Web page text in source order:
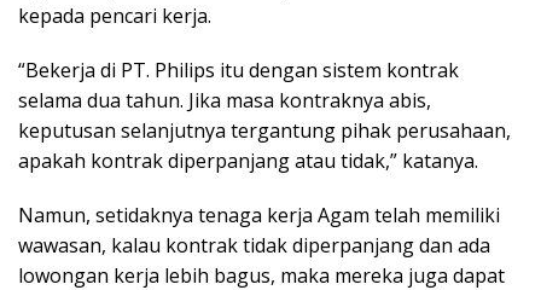
kepada pencari kerja.
“Bekerja di PT. Philips itu dengan sistem kontrak
selama dua tahun. Jika masa kontraknya abis,
keputusan selanjutnya tergantung pihak perusahaan,
apakah kontrak diperpanjang atau tidak,” katanya.
Namun, setidaknya tenaga kerja Agam telah memiliki
wawasan, kalau kontrak tidak diperpanjang dan ada
lowongan kerja lebih bagus, maka mereka juga dapat